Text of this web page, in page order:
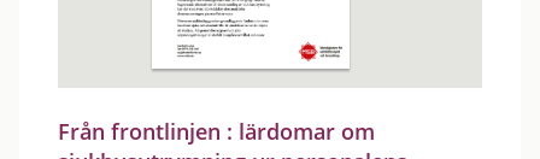
Från frontlinjen : lärdomar om